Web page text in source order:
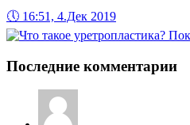
🕔 16:51, 4.Дек 2019
Последние комментарии